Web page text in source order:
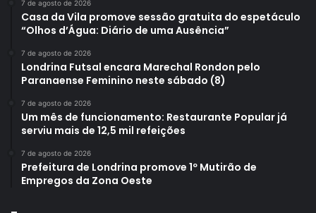
7 de agosto de 2026
Casa da Vila promove sessão gratuita do espetáculo
“Olhos d’Água: Diário de uma Ausência”
7 de agosto de 2026
Londrina Futsal encara Marechal Rondon pelo
Paranaense Feminino neste sábado (8)
7 de agosto de 2026
Um mês de funcionamento: Restaurante Popular já
serviu mais de 12,5 mil refeições
7 de agosto de 2026
Prefeitura de Londrina promove 1º Mutirão de
Empregos da Zona Oeste